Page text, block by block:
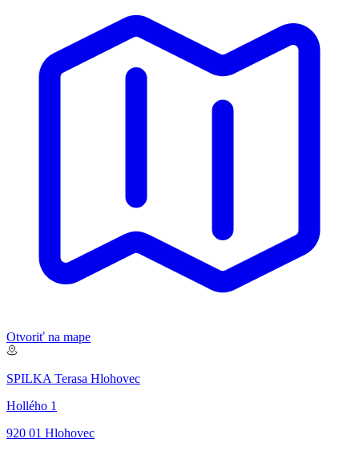
Otvoriť na mape
SPILKA Terasa Hlohovec
Hollého 1
920 01 Hlohovec